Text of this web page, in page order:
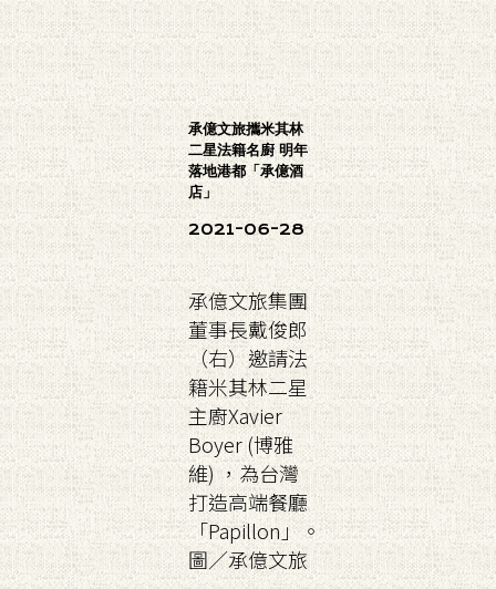
承億文旅攜米其林
二星法籍名廚 明年
落地港都「承億酒
店」
2021-06-28
承億文旅集團
董事長戴俊郎
（右）邀請法
籍米其林二星
主廚Xavier
Boyer (博雅
維) ，為台灣
打造高端餐廳
「Papillon」。
圖／承億文旅